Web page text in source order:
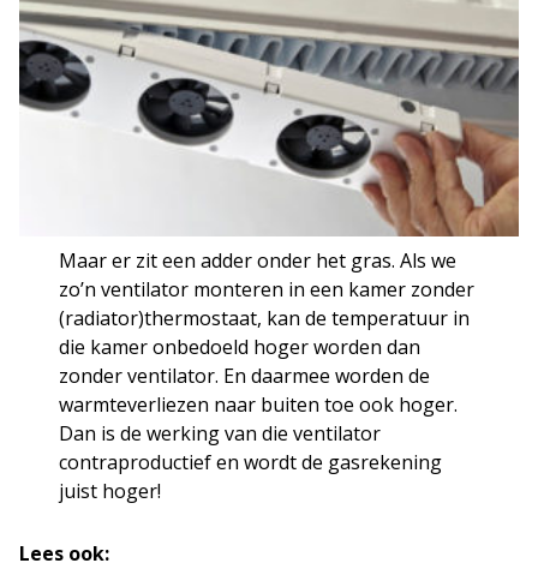
Maar er zit een adder onder het gras. Als we
zo’n ventilator monteren in een kamer zonder
(radiator)thermostaat, kan de temperatuur in
die kamer onbedoeld hoger worden dan
zonder ventilator. En daarmee worden de
warmteverliezen naar buiten toe ook hoger.
Dan is de werking van die ventilator
contraproductief en wordt de gasrekening
juist hoger!
Lees ook: